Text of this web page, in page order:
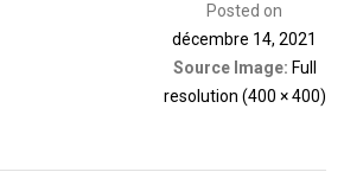
Posted on
décembre 14, 2021
Source Image: Full
resolution (400 × 400)